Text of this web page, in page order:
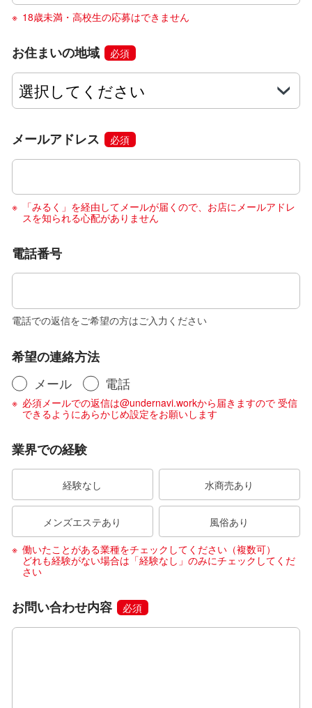
18歳未満・高校生の応募はできません
お住まいの地域 必須
メールアドレス 必須
「みるく」を経由してメールが届くので、お店にメールアドレ
スを知られる心配がありません
電話番号
電話での返信をご希望の方はご入力ください
希望の連絡方法
メール
電話
必須メールでの返信は@undernavi.workから届きますので 受信
できるようにあらかじめ設定をお願いします
業界での経験
経験なし 水商売あり
メンズエステあり
風俗あり
働いたことがある業種をチェックしてください（複数可）
どれも経験がない場合は「経験なし」のみにチェックしてくだ
さい
お問い合わせ内容 必須